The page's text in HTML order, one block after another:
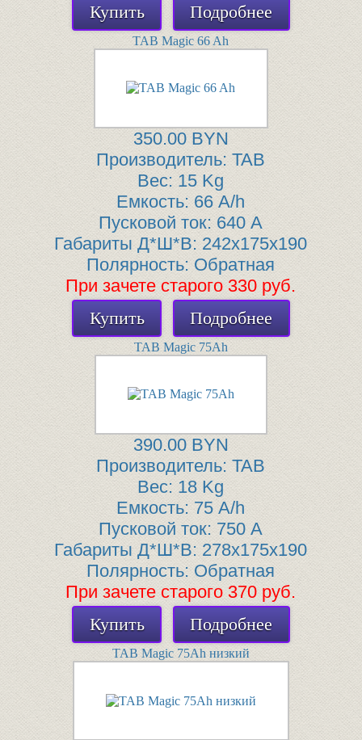
Купить
Подробнее
TAB Magic 66 Ah
350.00 BYN
Производитель:TAB
Вес: 15 Kg
Емкость: 66 A/h
Пусковой ток: 640 A
Габариты Д*Ш*В: 242x175x190
Полярность: Обратная
При зачете старого 330 руб.
Купить
Подробнее
TAB Magic 75Ah
390.00 BYN
Производитель:TAB
Вес: 18 Kg
Емкость: 75 A/h
Пусковой ток: 750 A
Габариты Д*Ш*В: 278x175x190
Полярность: Обратная
При зачете старого 370 руб.
Купить
Подробнее
TAB Magic 75Ah низкий